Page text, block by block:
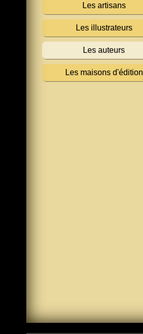
Les artisans
Les illustrateurs
Les auteurs
Les maisons d'édition